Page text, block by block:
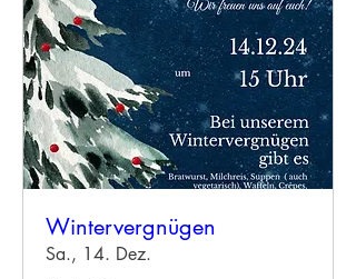
Wintervergnügen
Sa., 14. Dez.